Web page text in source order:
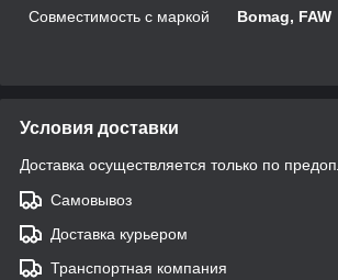
Совместимость с маркой
Bomag, FAW
Условия доставки
Доставка осуществляется только по
Самовывоз
Доставка курьером
Транспортная компания